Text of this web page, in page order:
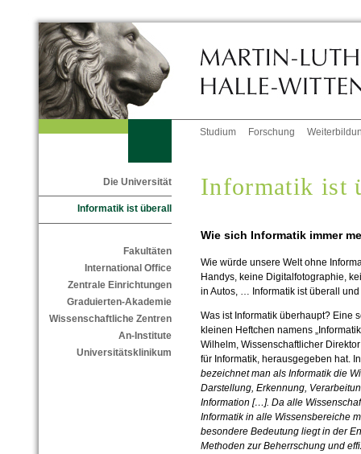
Studium Forschung
Die Universität
Informatik ist überall
Fakultäten
International Office
Zentrale Einrichtungen
Graduierten-Akademie
Wissenschaftliche Zentren
An-Institute
Universitätsklinikum
Informatik ist
Wie sich Informatik immer
Wie würde unsere Welt ohne
Handys, keine Digitalfotographie,
in Autos, … Informatik ist überall
Was ist Informatik überhaupt? Eine
kleinen Heftchen namens
Wilhelm, Wissenschaftlicher
für Informatik, herausgegeben hat.
bezeichnet man als Informatik die
Darstellung, Erkennung,
Information […]. Da alle
Informatik in alle Wissensbereiche
besondere Bedeutung liegt in der
Methoden zur Beherrschung und